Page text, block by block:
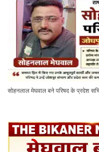
सोहनलाल मेघवाल बने परिषद के प्रदेश